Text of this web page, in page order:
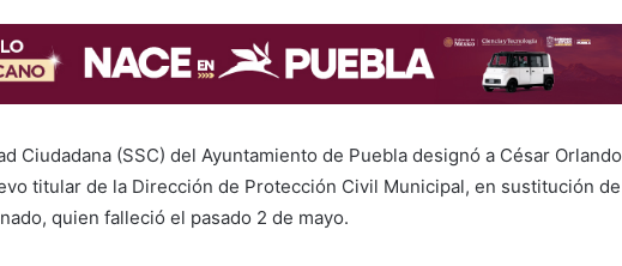
Ciudadana (SSC) del Ayuntamiento de Puebla designó a César Orlando
titular de la Dirección de Protección Civil Municipal, en sustitución de
quien falleció el pasado 2 de mayo.